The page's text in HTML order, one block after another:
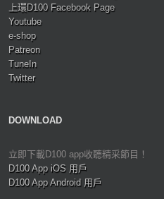
上環D100 Facebook Page
Youtube
e-shop
Patreon
TuneIn
Twitter
DOWNLOAD
立即下載D100 app收聽精采節目！
D100 App iOS 用戶
D100 App Android 用戶